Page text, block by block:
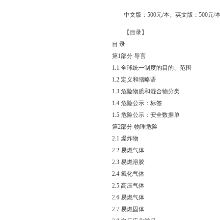
中文版：500元/本。英文版：500元/
【目录】
目 录
第1部分 导言
1.1 全球统一制度的目的、范围
1.2 定义和缩略语
1.3 危险物质和混合物分类
1.4 危险公示：标签
1.5 危险公示：安全数据单
第2部分 物理危险
2.1 爆炸物
2.2 易燃气体
2.3 易燃溶胶
2.4 氧化气体
2.5 高压气体
2.6 易燃气体
2.7 易燃固体